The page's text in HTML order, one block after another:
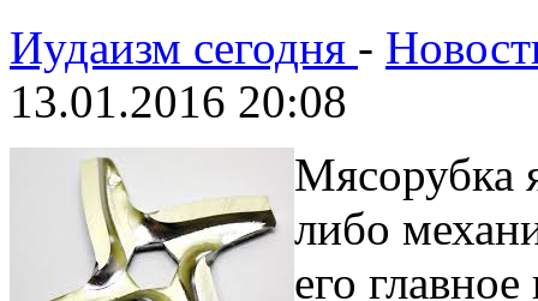
Иудаизм сегодня -
13.01.2016 20:08
Мясорубка
либо
его